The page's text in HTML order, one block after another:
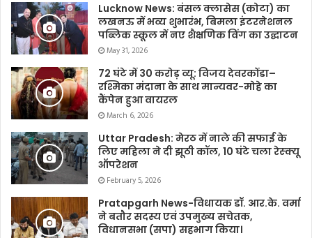
Lucknow News: बंसल क्लासेस (कोटा) का
लखनऊ में भव्य शुभारंभ, बिमला इंटरनेशनल
पब्लिक स्कूल में नए शैक्षणिक विंग का उद्घाटन
May 31, 2026
72 घंटे में 30 करोड़ व्यू: विजय देवरकोंडा–
रश्मिका मंदाना के साथ मान्यवर-मोहे का
कैंपेन हुआ वायरल
March 6, 2026
Uttar Pradesh: मेरठ में नाले की सफाई के
लिए महिला ने दी झूठी कॉल, 10 घंटे चला रेस्क्यू
ऑपरेशन
February 5, 2026
Pratapgarh News-विधायक डॉ. आर.के. वर्मा
ने बतौर सदस्य एवं उपमुख्य सचेतक,
विधानसभा (सपा) सहभाग किया।